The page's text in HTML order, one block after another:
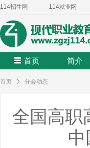
114招生网 114就业网
首页 简介
首页 分会动态
全国高职